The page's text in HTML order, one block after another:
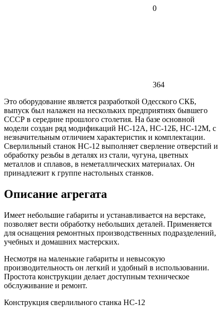
0
364
Это оборудование является разработкой Одесского СКБ,
выпуск был налажен на нескольких предприятиях бывшего
СССР в середине прошлого столетия. На базе основной
модели создан ряд модификаций НС-12А, НС-12Б, НС-12М, с
незначительным отличием характеристик и комплектации.
Сверлильный станок НС-12 выполняет сверление отверстий и
обработку резьбы в деталях из стали, чугуна, цветных
металлов и сплавов, в неметаллических материалах. Он
принадлежит к группе настольных станков.
Описание агрегата
Имеет небольшие габариты и устанавливается на верстаке,
позволяет вести обработку небольших деталей. Применяется
для оснащения ремонтных производственных подразделений,
учебных и домашних мастерских.
Несмотря на маленькие габариты и невысокую
производительность он легкий и удобный в использовании.
Простота конструкции делает доступным техническое
обслуживание и ремонт.
Конструкция сверлильного станка НС-12